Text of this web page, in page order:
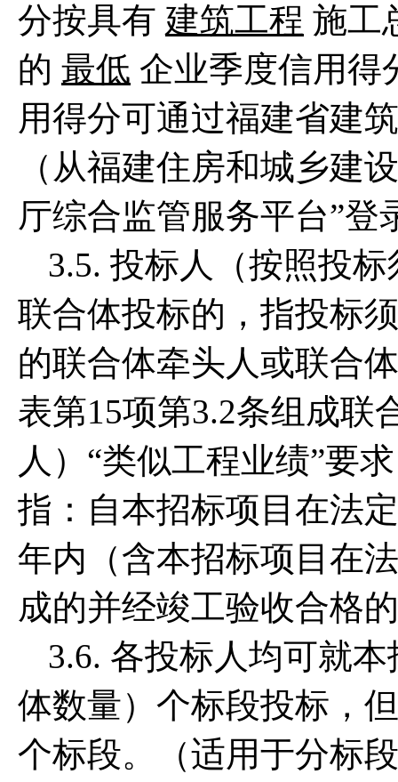
分按具有 建筑工程 施工
的 最低 企业季度信用得
用得分可通过福建省建
（从福建住房和城乡建
厅综合监管服务平台”登
3.5. 投标人（按照投
联合体投标的，指投标
的联合体牵头人或联合
表第15项第3.2条组成联
人）“类似工程业绩”要
指：自本招标项目在法
年内（含本招标项目在
成的并经竣工验收合格
3.6. 各投标人均可就
体数量）个标段投标，
个标段。（适用于分标